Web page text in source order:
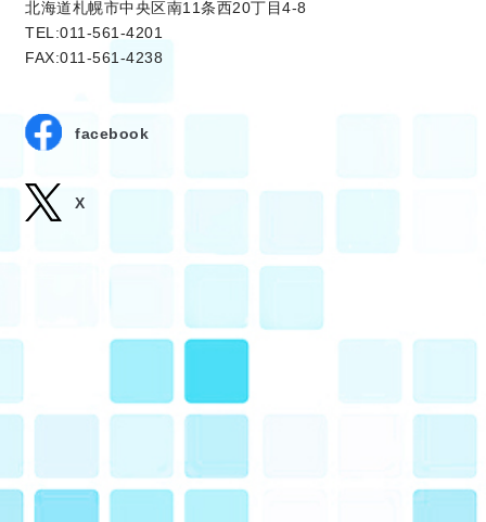
北海道札幌市中央区南11条西20丁目4-8
TEL:011-561-4201
FAX:011-561-4238
facebook
X